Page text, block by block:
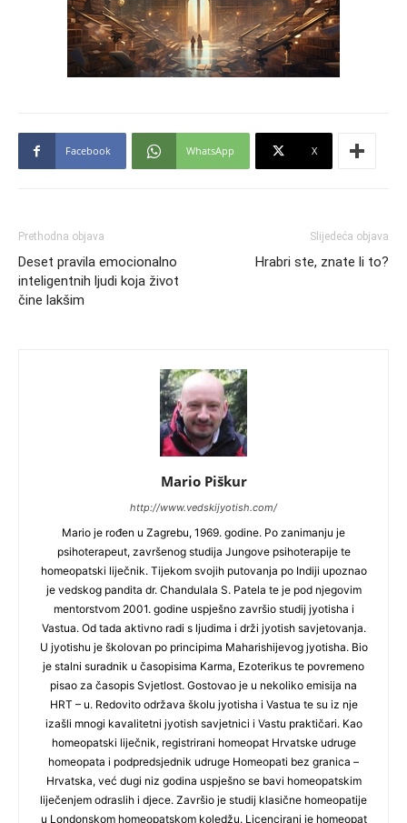
Facebook WhatsApp X
Prethodna objava
Deset pravila emocionalno
inteligentnih ljudi koja život
čine lakšim
Slijedeća objava
Hrabri ste, znate li to?
Mario Piškur
http://www.vedskijyotish.com/
Mario je rođen u Zagrebu, 1969. godine. Po zanimanju je
psihoterapeut, završenog studija Jungove psihoterapije te
homeopatski liječnik. Tijekom svojih putovanja po Indiji upoznao
je vedskog pandita dr. Chandulala S. Patela te je pod njegovim
mentorstvom 2001. godine uspješno završio studij jyotisha i
Vastua. Od tada aktivno radi s ljudima i drži jyotish savjetovanja.
U jyotishu je školovan po principima Maharishijevog jyotisha. Bio
je stalni suradnik u časopisima Karma, Ezoterikus te povremeno
pisao za časopis Svjetlost. Gostovao je u nekoliko emisija na
HRT – u. Redovito održava školu jyotisha i Vastua te su iz nje
izašli mnogi kavalitetni jyotish savjetnici i Vastu praktičari. Kao
homeopatski liječnik, registrirani homeopat Hrvatske udruge
homeopata i podpredsjednik udruge Homeopati bez granica –
Hrvatska, već dugi niz godina uspješno se bavi homeopatskim
liječenjem odraslih i djece. Završio je studij klasične homeopatije
u Londonskom homeopatskom koledžu. Licencirani je homeopat